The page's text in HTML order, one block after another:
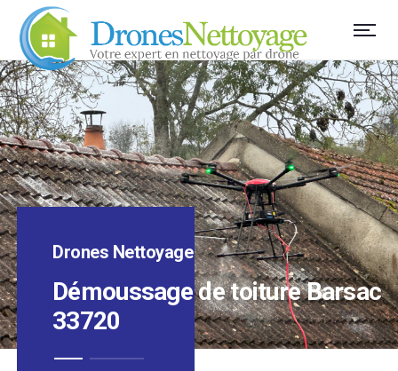
Drones Nettoyage
Démoussage de toiture Barsac
33720